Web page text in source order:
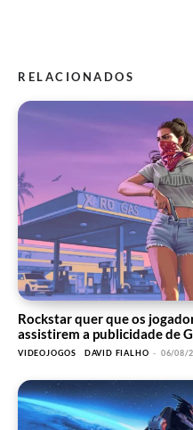
RELACIONADOS
Rockstar quer que os
assistirem a publicidade de
VIDEOJOGOS DAVID FIALHO - 06/08/